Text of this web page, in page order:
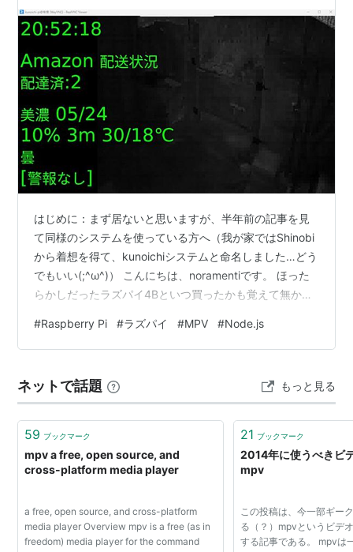
はじめに：まず居ないと思いますが、半年前の記事を見
て同様のシステムを使っている方へ（我が家ではShinobi
から着想を得て、kunoichiシステムと命名しました…どう
でもいい(;^ω^)） こんにちは、noramentiです。 ほった
らかしだったラズパイ4Bといつ買ったかも覚えて無かっ
（Shinobi運用）を構築してもうじき半年になりますね。
画面には玄関の映像とともに、前回実装した「天気予
時流れていました。 今回は、この監視システムに「留守
番の嫁さんがAmazon配達に気付きやすくなる新機能…
#Raspberry Pi #ラズパイ #MPV #Node.js
ネットで話題 もっと見る
59 ブックマーク
mpv a free, open source, and
cross-platform media player
a free, open source, and cross-platform
media player Overview mpv is a free (as in
freedom) media player for the command
21 ブックマーク
2014年に使うべきビ
mpv
この投稿は、今一部ギー
る（？）mpvというビデ
する記事である。 mpvは